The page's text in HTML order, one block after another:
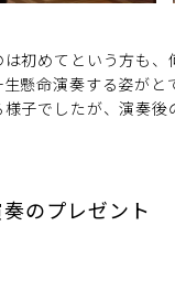
初めてという方も、
懸命演奏する姿がと
子でしたが、演奏
のプレゼント